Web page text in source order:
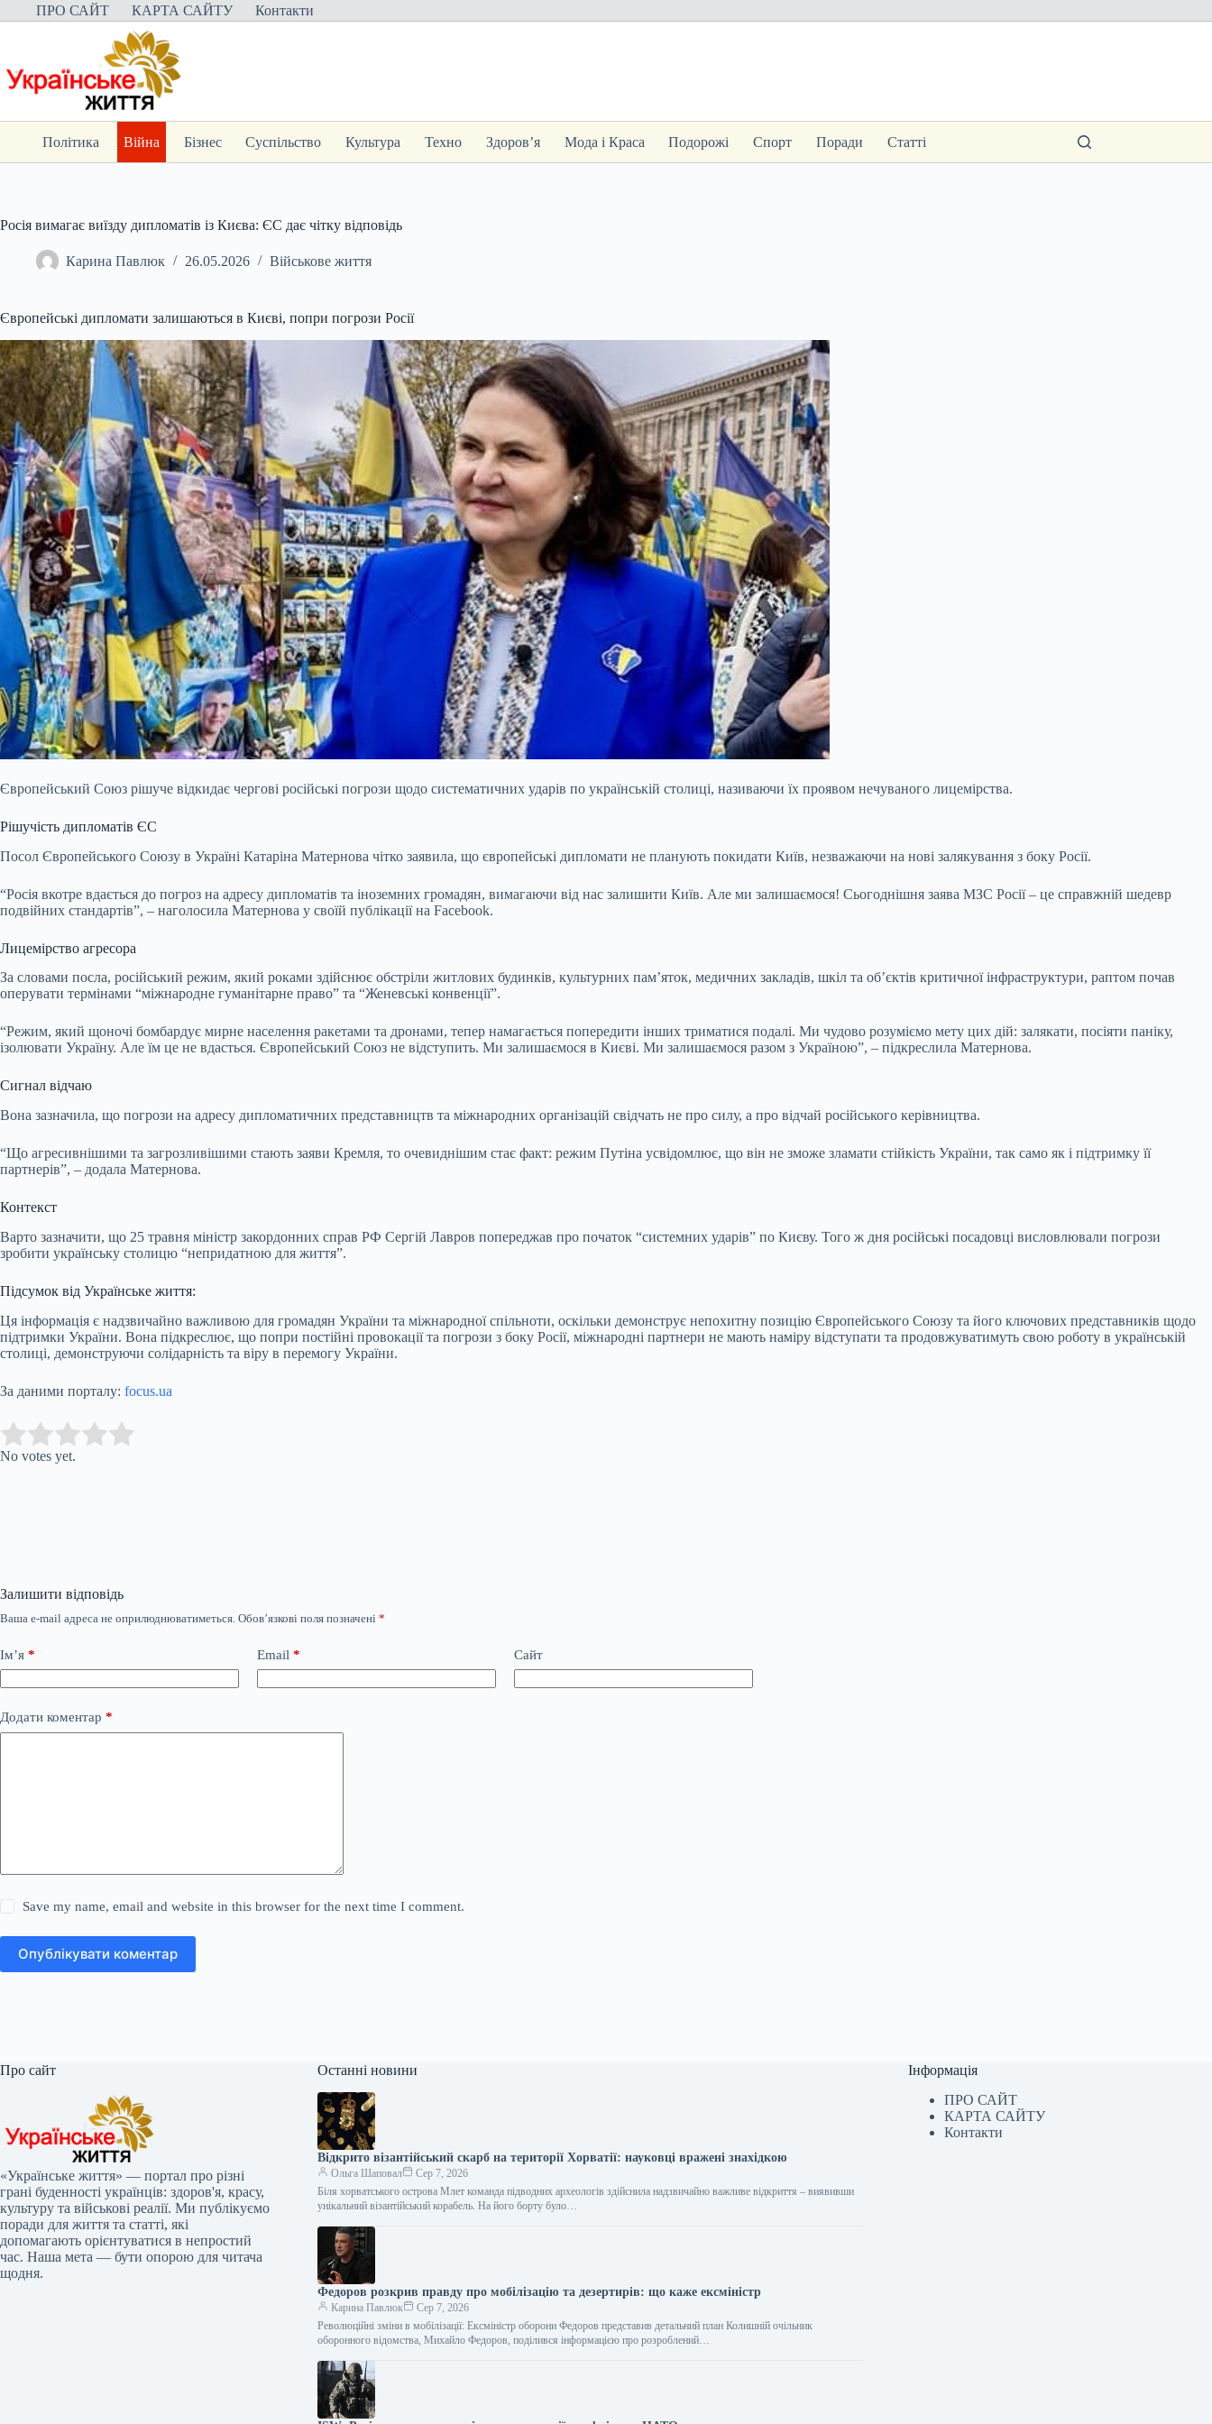
Перейти
до
ПРО САЙТ КАРТА САЙТУ Контакти
Політика Війна Бізнес Суспільство Культура Техно Здоров’я Мода і Краса Подорожі Спорт Поради Статті
Росія вимагає виїзду дипломатів із Києва: ЄС дає чітку відповідь
Карина Павлюк 26.05.2026 Військове життя
Європейські дипломати залишаються в Києві, попри погрози Росії
Європейський Союз рішуче відкидає чергові російські погрози щодо систематичних ударів по українській столиці, називаючи їх проявом нечуваного лицемірства.
Рішучість дипломатів ЄС
Посол Європейського Союзу в Україні Катаріна Матернова чітко заявила, що європейські дипломати не планують покидати Київ, незважаючи на нові залякування з боку Росії.
“Росія вкотре вдається до погроз на адресу дипломатів та іноземних громадян, вимагаючи від нас залишити Київ. Але ми залишаємося! Сьогоднішня заява МЗС Росії – це справжній шедевр
подвійних стандартів”, – наголосила Матернова у своїй публікації на Facebook.
Лицемірство агресора
За словами посла, російський режим, який роками здійснює обстріли житлових будинків, культурних пам’яток, медичних закладів, шкіл та об’єктів критичної інфраструктури, раптом почав
оперувати термінами “міжнародне гуманітарне право” та “Женевські конвенції”.
“Режим, який щоночі бомбардує мирне населення ракетами та дронами, тепер намагається попередити інших триматися подалі. Ми чудово розуміємо мету цих дій: залякати, посіяти паніку,
ізолювати Україну. Але їм це не вдасться. Європейський Союз не відступить. Ми залишаємося в Києві. Ми залишаємося разом з Україною”, – підкреслила Матернова.
Сигнал відчаю
Вона зазначила, що погрози на адресу дипломатичних представництв та міжнародних організацій свідчать не про силу, а про відчай російського керівництва.
“Що агресивнішими та загрозливішими стають заяви Кремля, то очевиднішим стає факт: режим Путіна усвідомлює, що він не зможе зламати стійкість України, так само як і підтримку її
партнерів”, – додала Матернова.
Контекст
Варто зазначити, що 25 травня міністр закордонних справ РФ Сергій Лавров попереджав про початок “системних ударів” по Києву. Того ж дня російські посадовці висловлювали погрози
зробити українську столицю “непридатною для життя”.
Підсумок від Українське життя:
Ця інформація є надзвичайно важливою для громадян України та міжнародної спільноти, оскільки демонструє непохитну позицію Європейського Союзу та його ключових представників щодо
підтримки України. Вона підкреслює, що попри постійні провокації та погрози з боку Росії, міжнародні партнери не мають наміру відступати та продовжуватимуть свою роботу в українській
столиці, демонструючи солідарність та віру в перемогу України.
За даними порталу: focus.ua
Rate this item:
No votes yet.
Залишити відповідь
Ваша e-mail адреса не оприлюднюватиметься. Обов’язкові поля позначені *
Ім’я * Email * Сайт
Додати коментар *
Save my name, email and website in this browser for the next time I comment.
Опублікувати коментар
Про сайт
«Українське життя» — портал про різні
грані буденності українців: здоров'я, красу,
культуру та військові реалії. Ми публікуємо
поради для життя та статті, які
допомагають орієнтуватися в непростий
час. Наша мета — бути опорою для читача
щодня.
Останні новини
Відкрито візантійський скарб на території Хорватії: науковці вражені знахідкою
Ольга Шаповал
Сер 7, 2026
Біля хорватського острова Млет команда підводних археологів здійснила надзвичайно важливе відкриття – виявивши
унікальний візантійський корабель. На його борту було…
Федоров розкрив правду про мобілізацію та дезертирів: що каже ексміністр
Карина Павлюк
Сер 7, 2026
Революційні зміни в мобілізації: Ексміністр оборони Федоров представив детальний план Колишній очільник
оборонного відомства, Михайло Федоров, поділився інформацією про розроблений…
Інформація
ПРО САЙТ
КАРТА САЙТУ
Контакти